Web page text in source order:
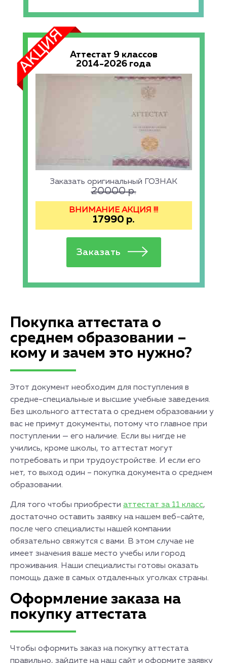
Аттестат 9 классов
2014-2026 года
Заказать оригинальный ГОЗНАК
20000р.
ВНИМАНИЕ АКЦИЯ !!!
17990 р.
Покупка аттестата о
среднем образовании –
кому и зачем это нужно?
Этот документ необходим для поступления в
средне-специальные и высшие учебные заведения.
Без школьного аттестата о среднем образовании у
вас не примут документы, потому что главное при
поступлении — его наличие. Если вы нигде не
учились, кроме школы, то аттестат могут
потребовать и при трудоустройстве. И если его
нет, то выход один – покупка документа о среднем
образовании.
Для того чтобы приобрести аттестат за 11 класс,
достаточно оставить заявку на нашем веб-сайте,
после чего специалисты нашей компании
обязательно свяжутся с вами. В этом случае не
имеет значения ваше место учебы или город
проживания. Наши специалисты готовы оказать
помощь даже в самых отдаленных уголках страны.
Оформление заказа на
покупку аттестата
Чтобы оформить заказ на покупку аттестата
правильно, зайдите на наш сайт и оформите заявку